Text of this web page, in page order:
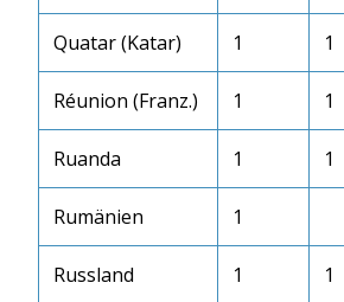
Quatar (Katar) 1 1
Réunion (Franz.) 1 1
Ruanda 1 1
Rumänien 1
Russland 1 1